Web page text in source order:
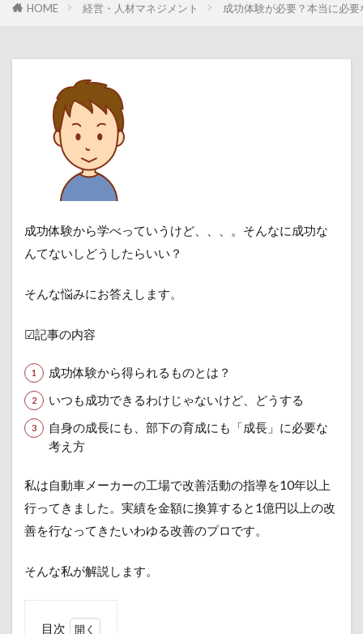
HOME 経営・人材マネジメント 成功体験が必要？本当に必
成功体験から学べっていうけど、、、。そんなに成功な
んてないしどうしたらいい？
そんな悩みにお答えします。
☑記事の内容
成功体験から得られるものとは？
いつも成功できるわけじゃないけど、どうする
自身の成長にも、部下の育成にも「成長」に必要な
考え方
私は自動車メーカーの工場で改善活動の指導を10年以上
行ってきました。実績を金額に換算すると1億円以上の改
善を行なってきたいわゆる改善のプロです。
そんな私が解説します。
目次